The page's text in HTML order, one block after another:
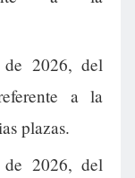
2026, del
a la
plazas.
2026, del